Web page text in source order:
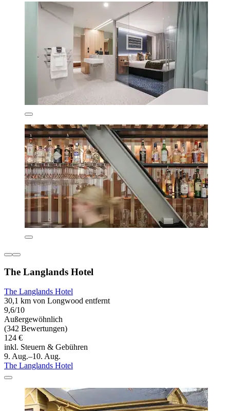
The Langlands Hotel
The Langlands Hotel
30,1 km von Longwood entfernt
9,6/10
Außergewöhnlich
(342 Bewertungen)
124 €
inkl. Steuern & Gebühren
9. Aug.–10. Aug.
The Langlands Hotel